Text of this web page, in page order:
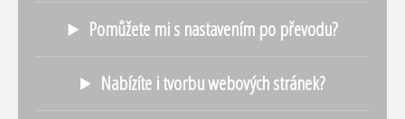
Pomůžete mi s nastavením po převodu?
Nabízíte i tvorbu webových stránek?